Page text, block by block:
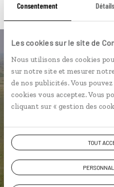
Consentement Détails
Les cookies sur le site de
Nous utilisons des cookies
sur notre site et mesurer
de nos publicités. Vous
cookies vous acceptez. Vous
cliquant sur « gestion des
TOUT
Une envie
Safari
Big Five Fleuve